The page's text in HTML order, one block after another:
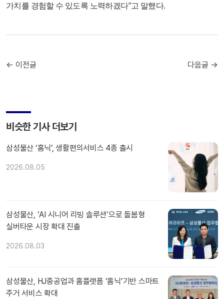
가치를 경험할 수 있도록 노력하겠다”고 말했다.
← 이전글 다음글 →
비슷한 기사 더보기
삼성물산 ‘홈닉’, 생활편의서비스 4종 출시
2026.08.05
삼성물산, ‘AI 시니어 리빙 솔루션’으로 돌봄형
실버타운 시장 확대 진출
2026.08.03
삼성물산, HJ중공업과 홈플랫폼 ‘홈닉’기반 스마트
주거 서비스 확대